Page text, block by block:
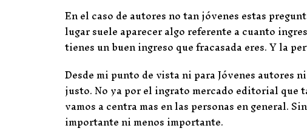
En el caso de autores no tan jóvenes estas
lugar suele aparecer algo referente a cuanto
tienes un buen ingreso que fracasada eres. Y la
Desde mi punto de vista ni para Jóvenes autores
justo. No ya por el ingrato mercado editorial que
vamos a centra mas en las personas en general.
importante ni menos importante.